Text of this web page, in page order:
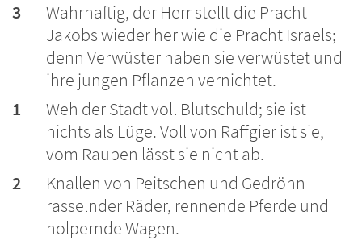
3
Wahrhaftig, der Herr stellt die Pracht
Jakobs wieder her wie die Pracht Israels;
denn Verwüster haben sie verwüstet und
ihre jungen Pflanzen vernichtet.
1
Weh der Stadt voll Blutschuld; sie ist
nichts als Lüge. Voll von Raffgier ist sie,
vom Rauben lässt sie nicht ab.
2
Knallen von Peitschen und Gedröhn
rasselnder Räder, rennende Pferde und
holpernde Wagen.